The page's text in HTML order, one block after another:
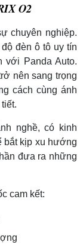
O2
chuyên nghiệp.
đèn ô tô uy tín
với Panda Auto.
nên sang trọng
cách cùng ánh
nghề, có kinh
bắt kịp xu hướng
đưa ra những
cam kết: